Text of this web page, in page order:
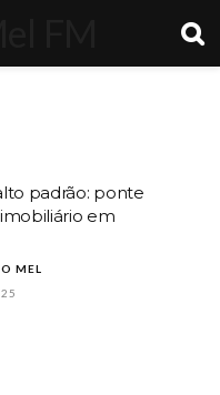
padrão: ponte
em
MEL